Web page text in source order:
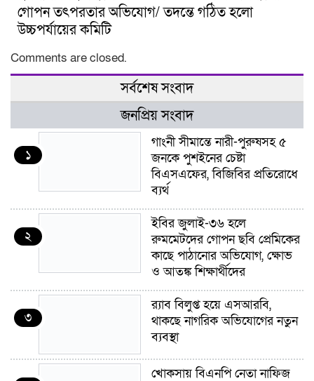
গোপন তৎপরতার অভিযোগ/ তদন্তে গঠিত হলো
উচ্চপর্যায়ের কমিটি
Comments are closed.
সর্বশেষ সংবাদ
জনপ্রিয় সংবাদ
১
গাংনী সীমান্তে নারী-পুরুষসহ ৫
জনকে পুশইনের চেষ্টা
বিএসএফের, বিজিবির প্রতিরোধে
ব্যর্থ
২
ইবির জুলাই-৩৬ হলে
রুমমেটদের গোপন ছবি প্রেমিকের
কাছে পাঠানোর অভিযোগ, ক্ষোভ
ও আতঙ্ক শিক্ষার্থীদের
৩
র‍্যাব বিলুপ্ত হয়ে এসআরবি,
থাকছে নাগরিক অভিযোগের নতুন
ব্যবস্থা
খোকসায় বিএনপি নেতা নাফিজ